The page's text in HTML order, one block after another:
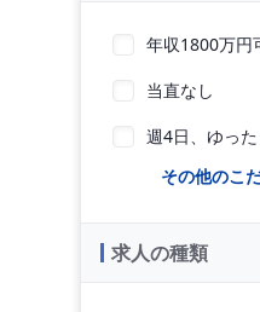
年収1800万円
当直なし
週4日、ゆっ
その他のこ
求人の種類